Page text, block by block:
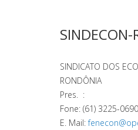
SINDECON-
SINDICATO DOS
RONDÔNIA
Pres. :
Fone: (61) 3225-0690
E. Mail: